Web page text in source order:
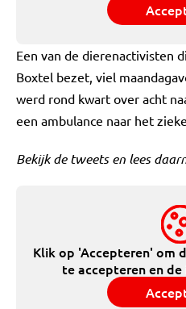
Een van de dierenactivisten
Boxtel bezet, viel
werd rond kwart over acht
een ambulance naar het
Bekijk de tweets en lees
Klik op 'Accepteren' om
te accepteren en